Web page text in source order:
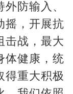
防输入、
摇，开展抗
击战，最大
体健康，统
得重大积极